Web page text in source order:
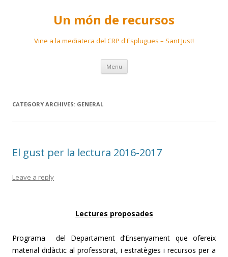
Un món de recursos
Vine a la mediateca del CRP d'Esplugues – Sant Just!
Menu Skip
content
CATEGORY ARCHIVES: GENERAL
El gust per la lectura 2016-2017
Leave a reply
Lectures proposades
Programa del Departament d’Ensenyament que ofereix
material didàctic al professorat, i estratègies i recursos per a